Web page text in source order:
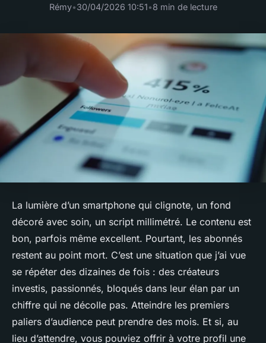
Rémy•30/04/2026 10:51•8 min de lecture
La lumière d’un smartphone qui clignote, un fond
décoré avec soin, un script millimétré. Le contenu est
bon, parfois même excellent. Pourtant, les abonnés
restent au point mort. C’est une situation que j’ai vue
se répéter des dizaines de fois : des créateurs
investis, passionnés, bloqués dans leur élan par un
chiffre qui ne décolle pas. Atteindre les premiers
paliers d’audience peut prendre des mois. Et si, au
lieu d’attendre, vous pouviez offrir à votre profil une